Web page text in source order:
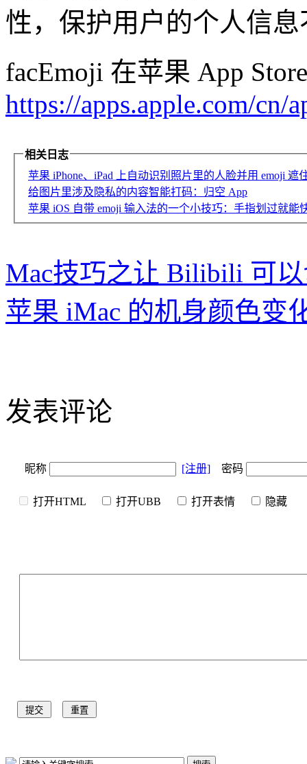
性，保护用户的个人信
facEmoji 在苹果 App
https://apps.apple.com/cn/
相关日志
苹果 iPhone、iPad 上自动识别照片里的人脸并用 emoji 遮
给图片里涉及隐私的内容智能打码：归空 App
苹果 iOS 自带 emoji 输入法的一个小技巧：手指划过就能
Mac技巧之让 Bilibili 可
苹果 iMac 的机身颜色变
发表评论
昵称 [注册] 密码
打开HTML 打开UBB 打开表情 隐